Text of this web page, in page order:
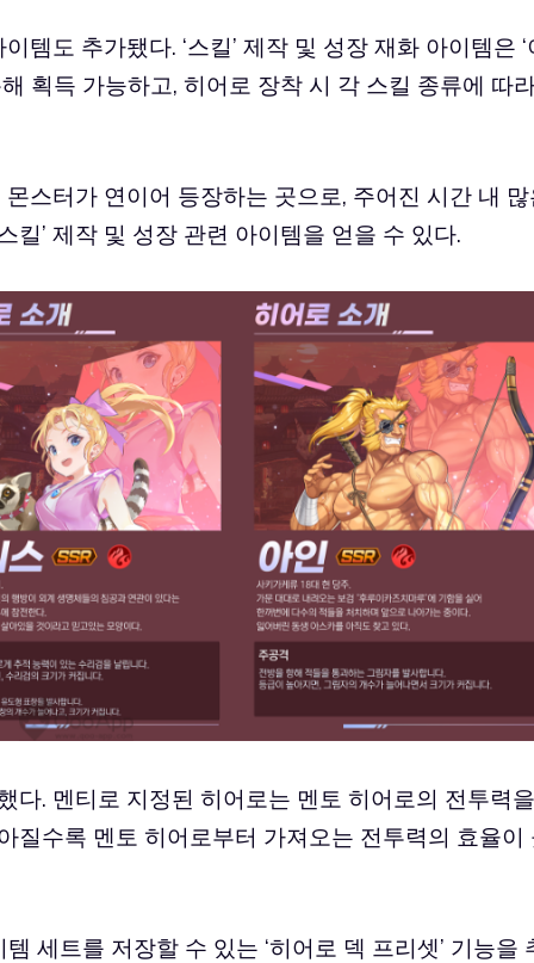
템도 추가됐다. ‘스킬’ 제작 및 성장 재화 아이템은 ‘
획득 가능하고, 히어로 장착 시 각 스킬 종류에 따
몬스터가 연이어 등장하는 곳으로, 주어진 시간 내
킬’ 제작 및 성장 관련 아이템을 얻을 수 있다.
다. 멘티로 지정된 히어로는 멘토 히어로의 전투력을
질수록 멘토 히어로부터 가져오는 전투력의 효율이
세트를 저장할 수 있는 ‘히어로 덱 프리셋’ 기능을